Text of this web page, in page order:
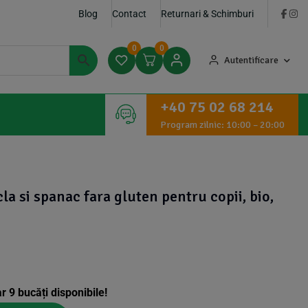
Blog Contact Returnari & Schimburi
0 0
Autentificare
+40 75 02 68 214
Program zilnic: 10:00 – 20:00
si spanac fara gluten pentru copii, bio,
9 bucăți disponibile!